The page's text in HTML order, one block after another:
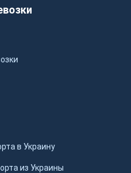
в Украину
из Украины